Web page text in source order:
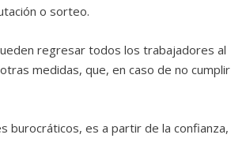
o sorteo.
regresar todos los trabajadores al
medidas, que, en caso de no cumplir
burocráticos, es a partir de la confianza,